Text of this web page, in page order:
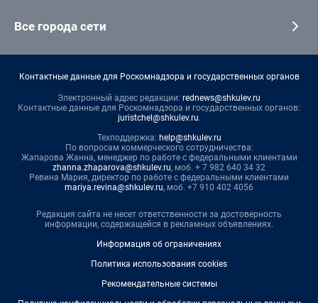
Все города сети
Контактные данные для Роскомнадзора и государственных органов
Электронный адрес редакции: rednews@shkulev.ru
Контактные данные для Роскомнадзора и государственных органов:
juristchel@shkulev.ru.
Техподдержка: help@shkulev.ru
По вопросам коммерческого сотрудничества:
Жапарова Жанна, менеджер по работе с федеральными клиентами
zhanna.zhaparova@shkulev.ru, моб. + 7 982 640 34 32
Ревина Мария, директор по работе с федеральными клиентами
mariya.revina@shkulev.ru, моб. +7 910 402 4056
Редакция сайта не несет ответственности за достоверность
информации, содержащейся в рекламных объявлениях.
Информация об ограничениях
Политика использования cookies
Рекомендательные системы